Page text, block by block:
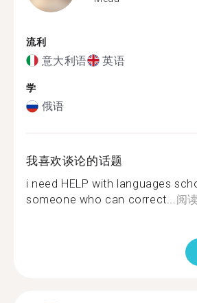
流利
意大利语 英语
学
俄语
我喜欢谈论的话题
i need HELP with languages
someone who can correct...阅